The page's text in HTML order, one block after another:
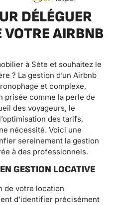
DÉLÉGUER
VOTRE AIRBNB
à Sète et souhaitez le
? La gestion d’un Airbnb
et complexe,
prisée comme la perle de
des voyageurs, le
des tarifs,
nécessité. Voici une
sereinement la gestion
à des professionnels.
GESTION LOCATIVE
de votre location
d’identifier précisément